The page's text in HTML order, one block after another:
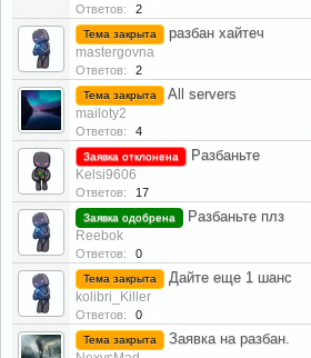
Ответов: 2
Тема закрыта разбан хайтеч
mastergovna
Ответов: 2
Тема закрыта All servers
mailoty2
Ответов: 4
Заявка отклонена Разбаньте
Kelsi9606
Ответов: 17
Заявка одобрена Разбаньте плз
Reebok
Ответов: 0
Тема закрыта Дайте еще 1 шанс
kolibri_Killer
Ответов: 0
Тема закрыта Заявка на разбан.